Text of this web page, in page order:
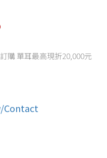
購 單耳最高現折20,000元
Contact